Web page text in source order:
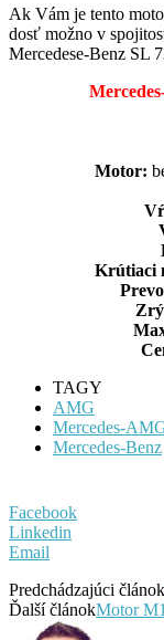
Ak Vám je tento
dosť možno v
Mercedese-Benz SL
Motor:
Krútiaci
TAGY
AMG
Mercedes-
Mercedes-Benz
Facebook
Linkedin
Email
Predchádzajúci článok
Ďalší článokMotor